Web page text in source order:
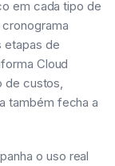
em cada tipo de
etapas de
Cloud
de custos,
também fecha a
o uso real